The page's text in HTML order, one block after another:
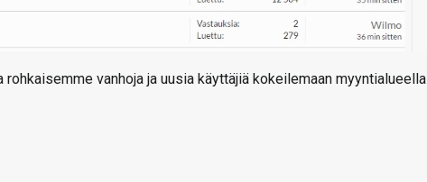
vanhoja ja uusia käyttäjiä kokeilemaan myyntialueella